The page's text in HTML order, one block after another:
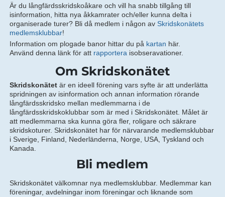
Är du långfärdsskridskoåkare och vill ha snabb tillgång till
isinformation, hitta nya åkkamrater och/eller kunna delta i
organiserade turer? Bli då medlem i någon av Skridskonätets
medlemsklubbar!
Information om plogade banor hittar du på kartan här.
Använd denna länk för att rapportera isobseravationer.
Om Skridskonätet
Skridskonätetär en ideell förening vars syfte är att underlätta
spridningen av isinformation och annan information rörande
långfärdsskridsko mellan medlemmarna i de
långfärdsskridskoklubbar som är med i Skridskonätet. Målet är
att medlemmarna ska kunna göra fler, roligare och säkrare
skridskoturer. Skridskonätet har för närvarande medlemsklubbar
i Sverige, Finland, Nederländerna, Norge, USA, Tyskland och
Kanada.
Bli medlem
Skridskonätet välkomnar nya medlemsklubbar. Medlemmar kan
föreningar, avdelningar inom föreningar och liknande som